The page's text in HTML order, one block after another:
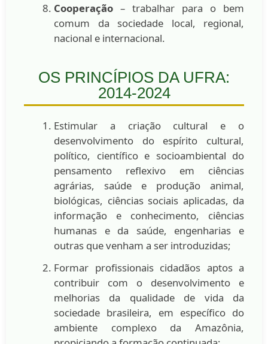
Cooperação – trabalhar para o bem
comum da sociedade local, regional,
nacional e internacional.
OS PRINCÍPIOS DA UFRA:
2014-2024
Estimular a criação cultural e o
desenvolvimento do espírito cultural,
político, científico e socioambiental do
pensamento reflexivo em ciências
agrárias, saúde e produção animal,
biológicas, ciências sociais aplicadas, da
informação e conhecimento, ciências
humanas e da saúde, engenharias e
outras que venham a ser introduzidas;
Formar profissionais cidadãos aptos a
contribuir com o desenvolvimento e
melhorias da qualidade de vida da
sociedade brasileira, em específico do
ambiente complexo da Amazônia,